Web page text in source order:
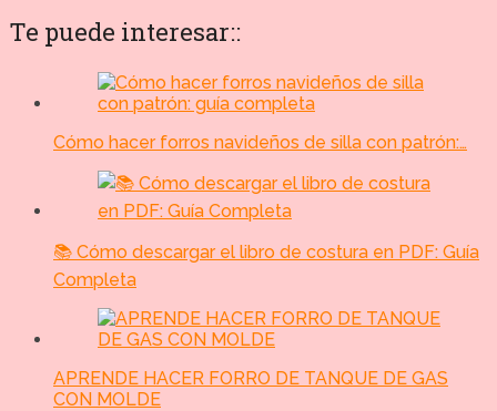
Te puede interesar::
Cómo hacer forros navideños de silla con patrón:…
📚 Cómo descargar el libro de costura en PDF: Guía
Completa
APRENDE HACER FORRO DE TANQUE DE GAS
CON MOLDE